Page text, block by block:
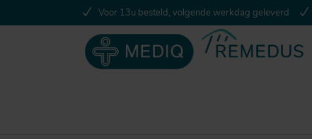
Voor 13u besteld, volgende werkdag geleverd